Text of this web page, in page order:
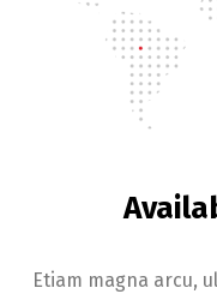
Etiam magna arcu,